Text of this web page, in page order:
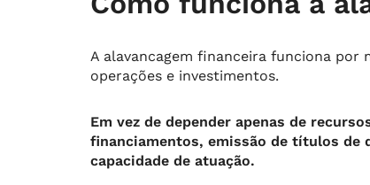
A alavancagem financeira funciona
operações e investimentos.
Em vez de depender apenas de
financiamentos, emissão de títulos
capacidade de atuação.